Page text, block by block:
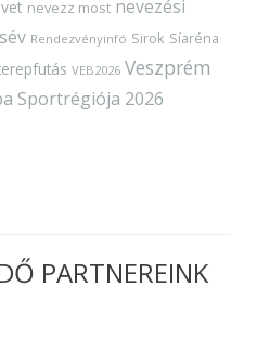
nevezz most nevezési
Rendezvényinfó Sirok Síaréna
VEB2026 Veszprém
Sportrégiója 2026
PARTNEREINK